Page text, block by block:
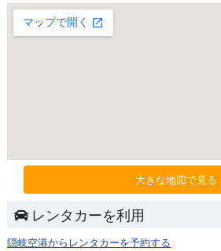
大きな地図で見る
レンタカーを利用
隠岐空港からレンタカーを予約する